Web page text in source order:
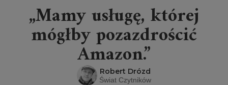
„Mamy usługę, której
mógłby pozazdrościć
Amazon.”
Robert Drózd
Świat Czytników